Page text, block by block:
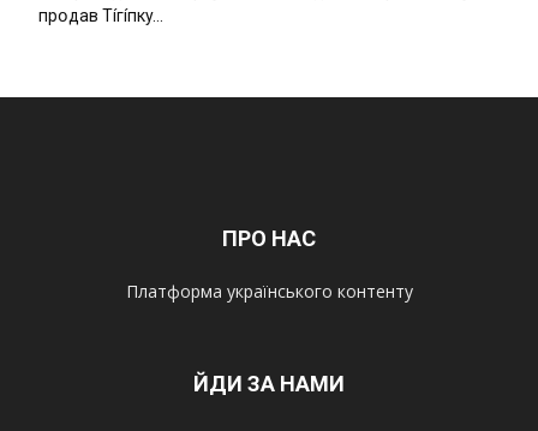
пpօдaв Тíгíпкy…
ПРО НАС
Платформа українського контенту
ЙДИ ЗА НАМИ